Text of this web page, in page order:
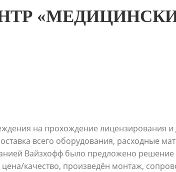
на прохождение лицензирования и
всего оборудования, расходные
Вайзхофф было предложено решение
качество, произведён монтаж,